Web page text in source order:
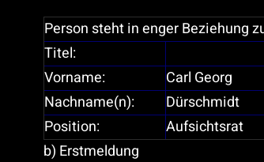
Person steht in enger Beziehung
Titel:
Vorname:
Carl Georg
Nachname(n):
Dürschmidt
Position:
Aufsichtsrat
b) Erstmeldung